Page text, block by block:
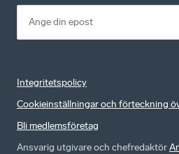
Integritetspolicy
Cookieinställningar och förteckning
Bli medlemsföretag
Ansvarig utgivare och chefredaktör